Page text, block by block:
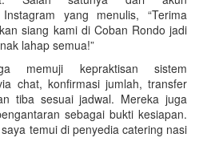
yang menulis, “Terima
siang kami di Coban Rondo jadi
lahap semua!”
memuji kepraktisan sistem
chat, konfirmasi jumlah, transfer
tiba sesuai jadwal. Mereka juga
sebagai bukti kesiapan.
temui di penyedia catering nasi